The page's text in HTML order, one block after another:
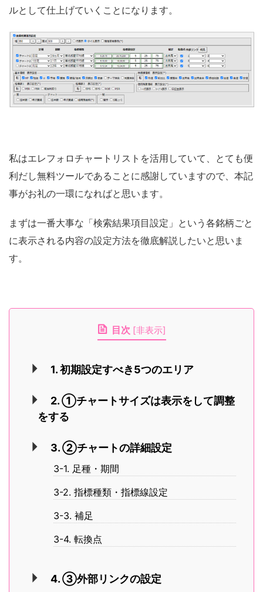
ルとして仕上げていくことになります。
私はエレフォロチャートリストを活用していて、とても便
利だし無料ツールであることに感謝していますので、本記
事がお礼の一環になればと思います。
まずは一番大事な「検索結果項目設定」という各銘柄ごと
に表示される内容の設定方法を徹底解説したいと思いま
す。
目次 [非表示]
1. 初期設定すべき5つのエリア
2. ①チャートサイズは表示をして調整
をする
3. ②チャートの詳細設定
3-1. 足種・期間
3-2. 指標種類・指標線設定
3-3. 補足
3-4. 転換点
4. ③外部リンクの設定